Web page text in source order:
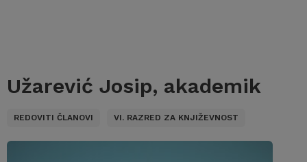
Užarević Josip, akademik
REDOVITI ČLANOVI VI. RAZRED ZA KNJIŽEVNOST